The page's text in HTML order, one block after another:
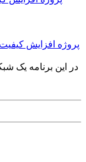
پروژه افزایش
در این برنامه یک